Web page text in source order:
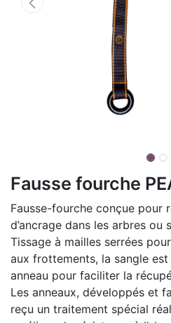
Fausse fourche
Fausse-fourche conçue pour
d’ancrage dans les arbres
Tissage à mailles serrées
aux frottements, la sangle
anneau pour faciliter la
Les anneaux, développés et
reçu un traitement spécial